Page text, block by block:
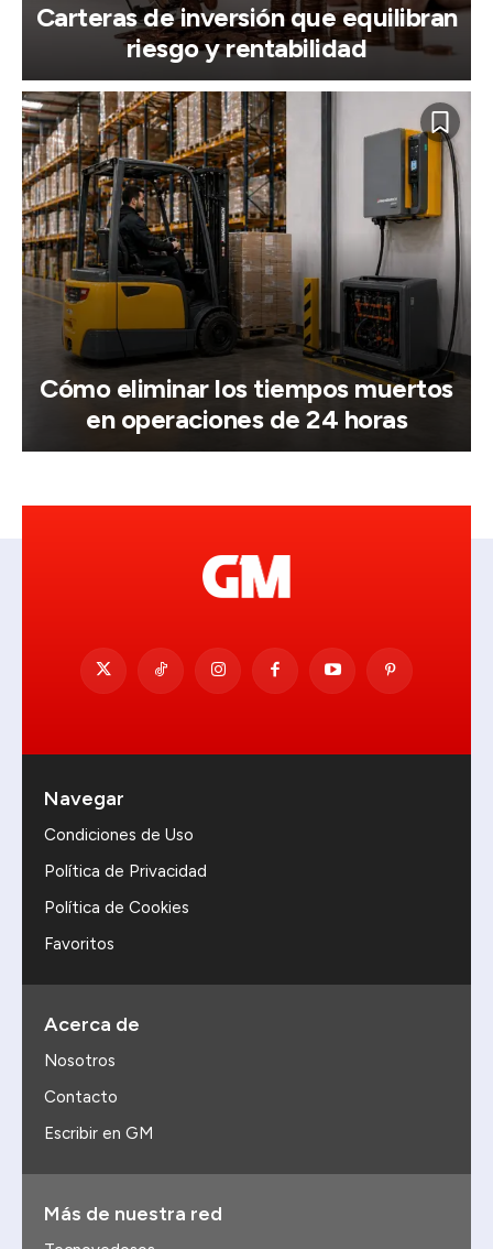
Carteras de inversión que equilibran
riesgo y rentabilidad
Cómo eliminar los tiempos muertos
en operaciones de 24 horas
Navegar
Condiciones de Uso
Política de Privacidad
Política de Cookies
Favoritos
Acerca de
Nosotros
Contacto
Escribir en GM
Más de nuestra red